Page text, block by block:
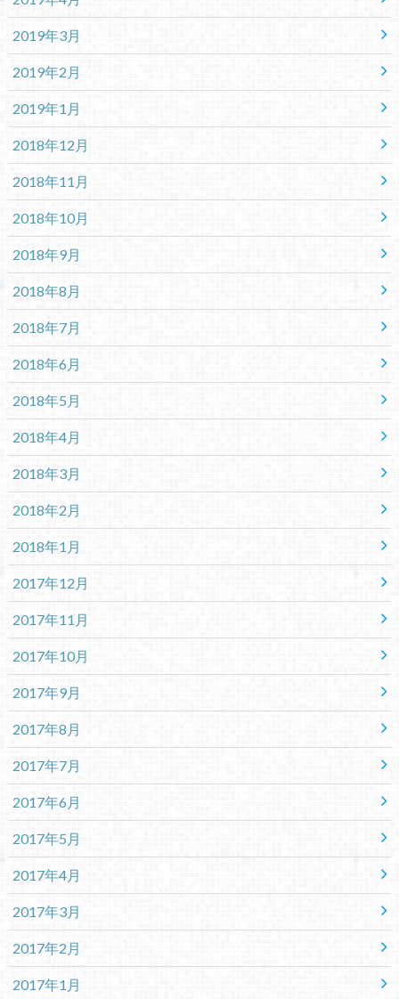
2019年3月
2019年2月
2019年1月
2018年12月
2018年11月
2018年10月
2018年9月
2018年8月
2018年7月
2018年6月
2018年5月
2018年4月
2018年3月
2018年2月
2018年1月
2017年12月
2017年11月
2017年10月
2017年9月
2017年8月
2017年7月
2017年6月
2017年5月
2017年4月
2017年3月
2017年2月
2017年1月